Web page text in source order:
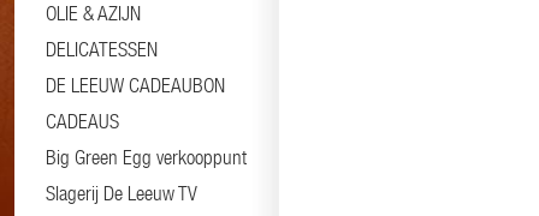
OLIE & AZIJN
DELICATESSEN
DE LEEUW CADEAUBON
CADEAUS
Big Green Egg verkooppunt
Slagerij De Leeuw TV